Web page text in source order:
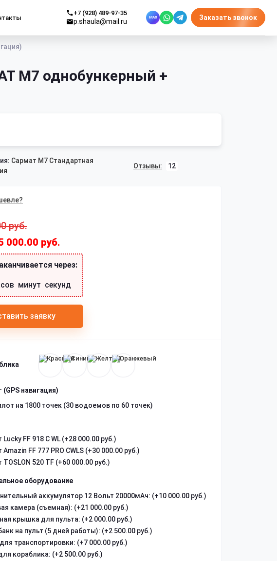
+7 (928) 489-97-35
p.shaula@mail.ru
MAX Заказать звонок
М7 однобункерный +
Сармат М7 Стандартная
Отзывы: 12
руб.
000.00 руб.
через:
минут секунд
заявку
навигация)
на 1800 точек (30 водоемов по 60 точек)
Lucky FF 918 C WL (+28 000.00 руб.)
Amazin FF 777 PRO CWLS (+30 000.00 руб.)
TOSLON 520 TF (+60 000.00 руб.)
оборудование
аккумулятор 12 Вольт 20000мАч: (+10 000.00 руб.)
камера (съемная): (+21 000.00 руб.)
крышка для пульта: (+2 000.00 руб.)
на пульт (5 дней работы): (+2 500.00 руб.)
транспортировки: (+7 000.00 руб.)
кораблика: (+2 500.00 руб.)